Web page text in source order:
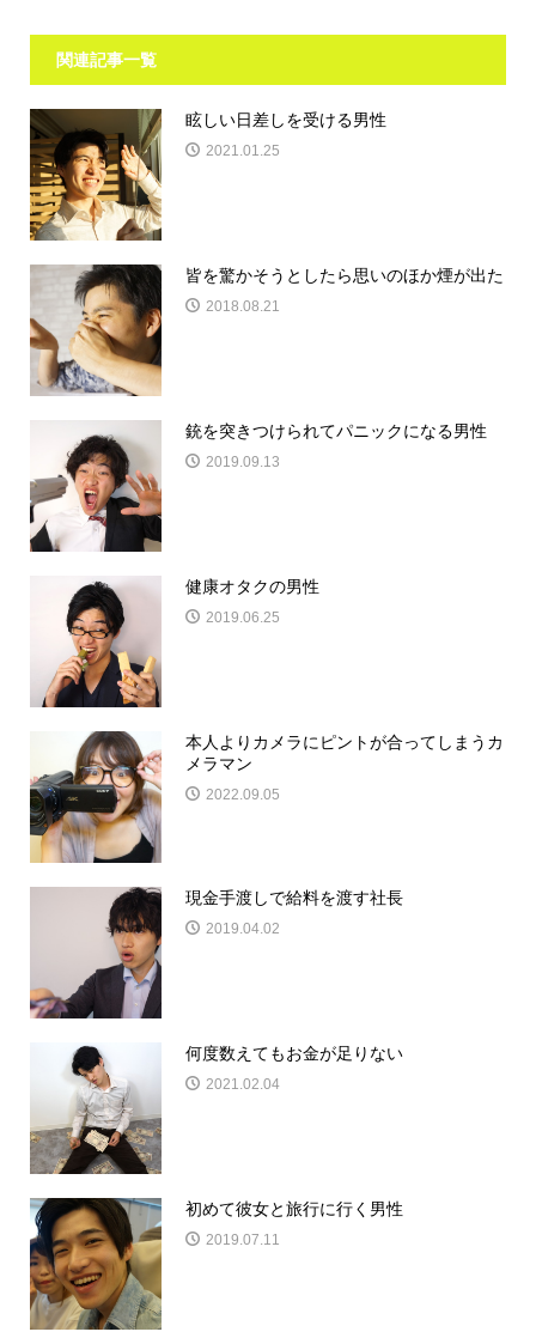
関連記事一覧
眩しい日差しを受ける男性
2021.01.25
皆を驚かそうとしたら思いのほか煙が出た
2018.08.21
銃を突きつけられてパニックになる男性
2019.09.13
健康オタクの男性
2019.06.25
本人よりカメラにピントが合ってしまうカ
メラマン
2022.09.05
現金手渡しで給料を渡す社長
2019.04.02
何度数えてもお金が足りない
2021.02.04
初めて彼女と旅行に行く男性
2019.07.11